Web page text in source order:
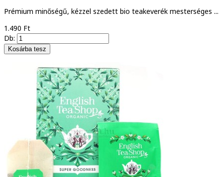
Prémium minőségű, kézzel szedett bio teakeverék mesterséges ...
1.490 Ft
Db: